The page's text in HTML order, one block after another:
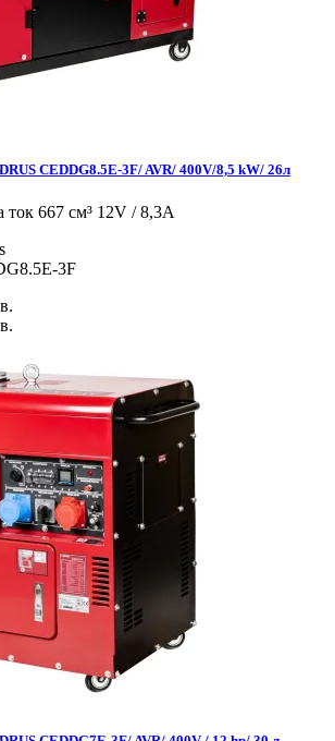
CEDDG8.5E-3F/ AVR/ 400V/8,5 kW/ 26л
ток 667 см³ 12V / 8,3A
3F